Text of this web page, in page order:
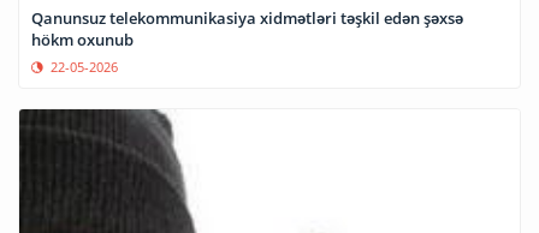
Qanunsuz telekommunikasiya xidmətləri təşkil edən şəxsə
hökm oxunub
22-05-2026